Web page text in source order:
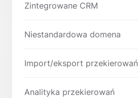
Zintegrowane CRM
Niestandardowa domena
Import/eksport przekierowań
Analityka przekierowań